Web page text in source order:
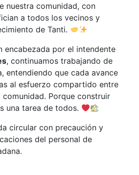
nuestra comunidad, con
a todos los vecinos y
de Tanti.
encabezada por el intendente
, continuamos trabajando de
entendiendo que cada avance
al esfuerzo compartido entre
Porque construir
una tarea de todos.
circular con precaución y
del personal de